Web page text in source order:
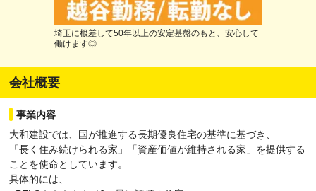
埼玉に根差して50年以上の安定基盤のもと、安心して
働けます◎
会社概要
事業内容
大和建設では、国が推進する長期優良住宅の基準に基づき、
「長く住み続けられる家」「資産価値が維持される家」を提供する
ことを使命としています。
具体的には、